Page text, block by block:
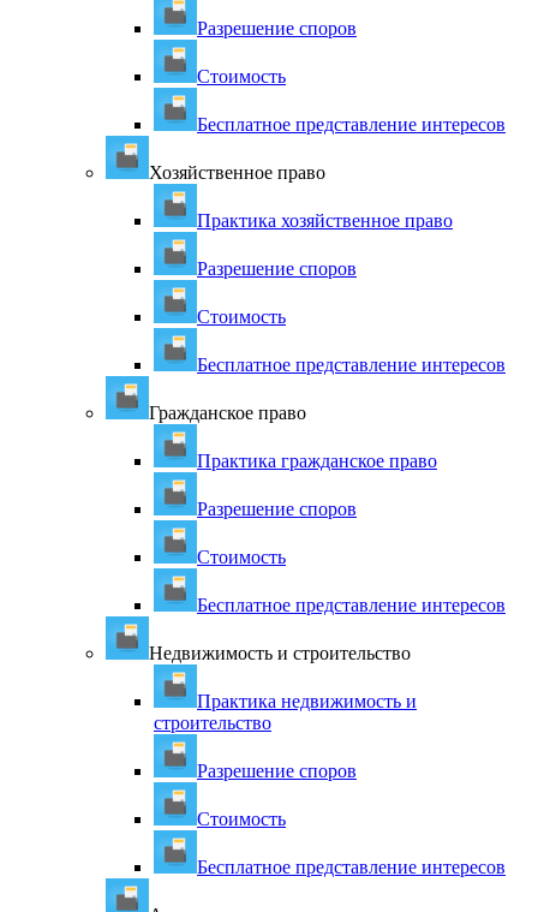
Разрешение споров
Стоимость
Бесплатное представление интересов
Хозяйственное право
Практика хозяйственное право
Разрешение споров
Стоимость
Бесплатное представление интересов
Гражданское право
Практика гражданское право
Разрешение споров
Стоимость
Бесплатное представление интересов
Недвижимость и строительство
Практика недвижимость и
строительство
Разрешение споров
Стоимость
Бесплатное представление интересов